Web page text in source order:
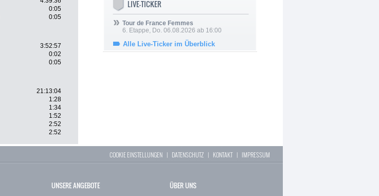
0:05
0:05
3:52:57
0:02
0:05
21:13:04
1:28
1:34
1:52
2:52
2:52
LIVE-TICKER
Tour de France Femmes
6. Etappe, Do. 06.08.2026 ab 16:00
Alle Live-Ticker im Überblick
COOKIE EINSTELLUNGEN | DATENSCHUTZ | KONTAKT| IMPRESSUM
UNSERE ANGEBOTE ÜBER UNS